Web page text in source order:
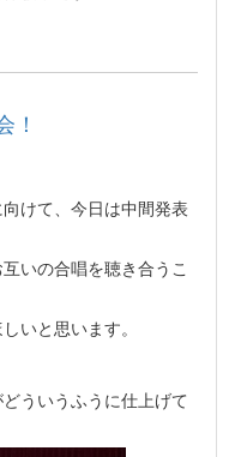
！
けて、今日は中間発表
いの合唱を聴き合うこ
いと思います。
ういうふうに仕上げて